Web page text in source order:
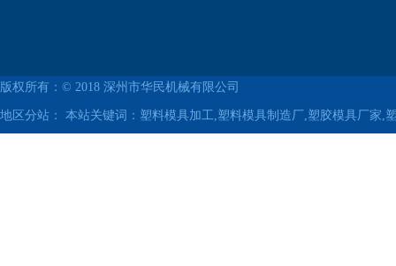
版权所有：© 2018 深州市华民机械有限公司
地区分站： 本站关键词：塑料模具加工,塑料模具制造厂,塑胶模具厂家,